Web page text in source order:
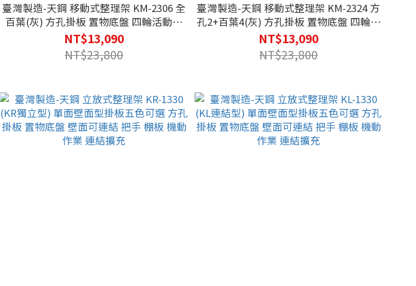
臺灣製造-天鋼 移動式整理架 KM-2306 全
百葉(灰) 方孔掛板 置物底盤 四輪活動輪
把手 棚板 機動作業 連結擴充 載重250kg
NT$13,090
NT$23,800
臺灣製造-天鋼 移動式整理架 KM-2324 方
孔2+百葉4(灰) 方孔掛板 置物底盤 四輪活
動輪 把手 棚板 機動作業 連結擴充 載重
250kg
NT$13,090
NT$23,800